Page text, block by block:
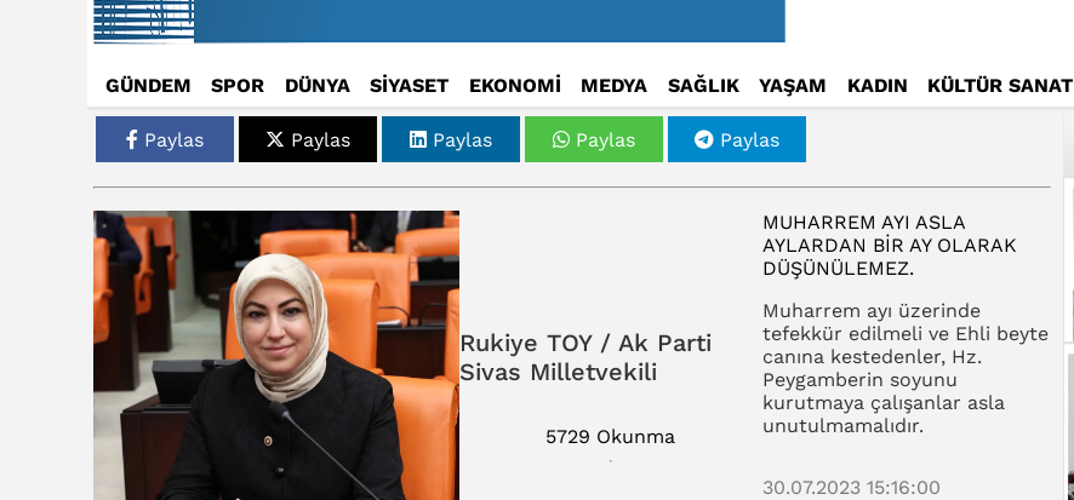
GÜNDEM SPOR DÜNYA SİYASET EKONOMİ MEDYA SAĞLIK YAŞAM KADIN KÜLTÜR SANAT
Paylas Paylas Paylas Paylas Paylas
Rukiye TOY / Ak Parti
Sivas Milletvekili
5729 Okunma
MUHARREM AYI ASLA
AYLARDAN BIR AY OLARAK
DÜŞÜNÜLEMEZ.
Muharrem ayı üzerinde
tefekkür edilmeli ve Ehli beyte
canına kestedenler, Hz.
Peygamberin soyunu
kurutmaya çalışanlar asla
unutulmamalıdır.
30.07.2023 15:16:00